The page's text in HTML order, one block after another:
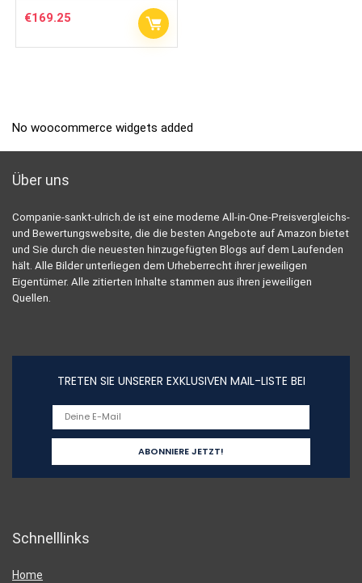
€169.25
No woocommerce widgets added
Über uns
Companie-sankt-ulrich.de ist eine moderne All-in-One-Preisvergleichs-
und Bewertungswebsite, die die besten Angebote auf Amazon bietet
und Sie durch die neuesten hinzugefügten Blogs auf dem Laufenden
hält. Alle Bilder unterliegen dem Urheberrecht ihrer jeweiligen
Eigentümer. Alle zitierten Inhalte stammen aus ihren jeweiligen
Quellen.
TRETEN SIE UNSERER EXKLUSIVEN MAIL-LISTE BEI
Schnelllinks
Home